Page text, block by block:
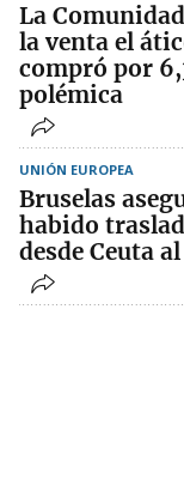
La
la venta el
compró por
polémica
UNIÓN EUROPEA
Bruselas
habido
desde Ceuta